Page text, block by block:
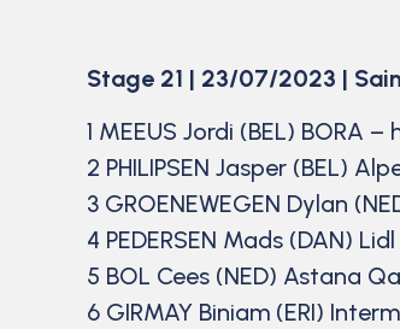
Stage 21 | 23/07/2023 |
1 MEEUS Jordi (BEL) BORA
2 PHILIPSEN Jasper (BEL)
3 GROENEWEGEN Dylan
4 PEDERSEN Mads (DAN)
5 BOL Cees (NED) Astana
6 GIRMAY Biniam (ERI)